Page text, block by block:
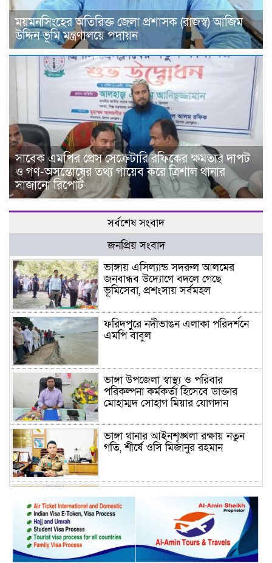
ময়মনসিংহের অতিরিক্ত জেলা প্রশাসক (রাজস্ব) আজিম
উদ্দিন ভূমি মন্ত্রণালয়ে পদায়ন
সাবেক এমপির প্রেস সেক্রেটারি রফিকের ক্ষমতার দাপট
ও গণ-অসন্তোষের তথ্য গায়েব করে ত্রিশাল থানার
সাজানো রিপোর্ট
সর্বশেষ সংবাদ
জনপ্রিয় সংবাদ
ভাঙ্গায় এসিল্যান্ড সদরুল আলমের
জনবান্ধব উদ্যোগে বদলে গেছে
ভূমিসেবা, প্রশংসায় সর্বমহল
ফরিদপুরে নদীভাঙন এলাকা পরিদর্শনে
এমপি বাবুল
ভাঙ্গা উপজেলা স্বাস্থ্য ও পরিবার
পরিকল্পনা কর্মকর্তা হিসেবে ডাক্তার
মোহাম্মদ সোহাগ মিয়ার যোগদান
ভাঙ্গা থানার আইনশৃঙ্খলা রক্ষায় নতুন
গতি, শীর্ষে ওসি মিজানুর রহমান
ময়মনসিংহের অতিরিক্ত জেলা প্রশাসক
(রাজস্ব) আজিম উদ্দিন ভূমি মন্ত্রণালয়ে
পদায়ন
সাবেক এমপির প্রেস সেক্রেটারি রফিকের